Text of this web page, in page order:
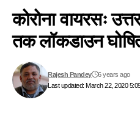
कोरोना वायरसः
तक लॉकडाउन
Last updated: March 22, 2020
Rajesh Pandey 6 years ago